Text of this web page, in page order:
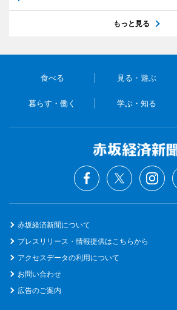
もっと見る
食べる 見る・遊ぶ
暮らす・働く 学ぶ・知る
赤坂経済新聞について
プレスリリース・情報提供はこちらから
アクセスデータの利用について
お問い合わせ
広告のご案内